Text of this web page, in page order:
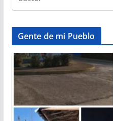
Gente de mi Pueblo